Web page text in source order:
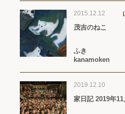
2015.12.12
茂吉のねこ
ふき
kanamoken
2019.12.10
家日記 2019年11